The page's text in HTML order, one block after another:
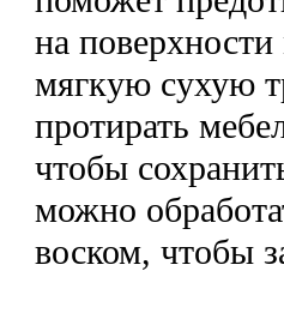
на
мягкую сухую
протирать
чтобы
можно
воском, чтобы